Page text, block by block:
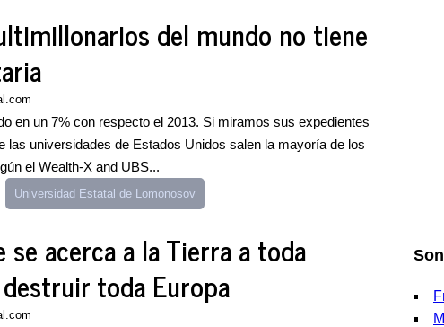
del mundo no tiene
en un 7% con respecto el 2013. Si miramos sus expedientes
las universidades de Estados Unidos salen la mayoría de los
el Wealth-X and UBS...
Universidad Estatal de Lomonosov
se acerca a la Tierra a toda
toda Europa